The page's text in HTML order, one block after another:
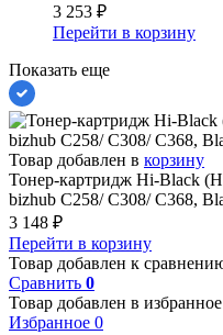
3 253 ₽
Перейти в корзину
Показать еще
Товар добавлен в корзину
Тонер-картридж Hi-Black
bizhub C258/ C308/ C368,
3 148 ₽
Перейти в корзину
Товар добавлен к
Сравнить 0
Товар добавлен в избранное
Избранное 0